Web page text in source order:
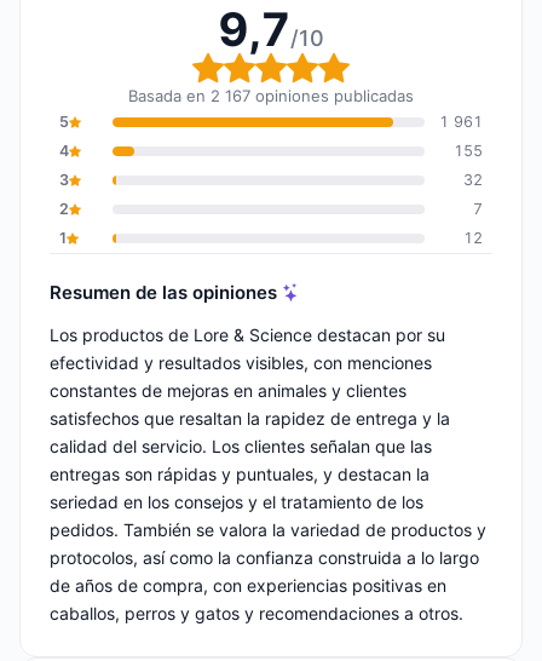
9,7/10
Calificación global: 9,7
Basada en 2 167 opiniones publicadas
5
1 961
4
155
3
32
2
7
1
12
Resumen de las opiniones
Los productos de Lore & Science destacan por su
efectividad y resultados visibles, con menciones
constantes de mejoras en animales y clientes
satisfechos que resaltan la rapidez de entrega y la
calidad del servicio. Los clientes señalan que las
entregas son rápidas y puntuales, y destacan la
seriedad en los consejos y el tratamiento de los
pedidos. También se valora la variedad de productos y
protocolos, así como la confianza construida a lo largo
de años de compra, con experiencias positivas en
caballos, perros y gatos y recomendaciones a otros.